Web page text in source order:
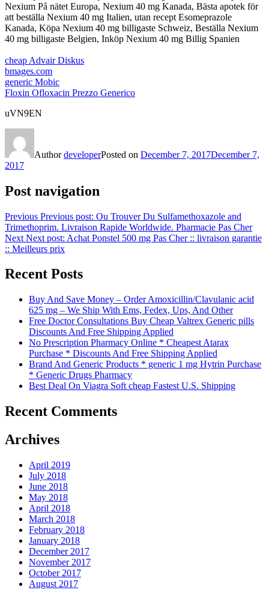
Nexium På nätet Europa, Nexium 40 mg Kanada, Bästa apotek för
att beställa Nexium 40 mg Italien, utan recept Esomeprazole
Kanada, Köpa Nexium 40 mg billigaste Schweiz, Beställa Nexium
40 mg billigaste Belgien, Inköp Nexium 40 mg Billig Spanien
cheap Advair Diskus
bmages.com
generic Mobic
Floxin Ofloxacin Prezzo Generico
uVN9EN
AuthordeveloperPosted on December 7, 2017December 7,
2017
Post navigation
Previous Previous post: Ou Trouver Du Sulfamethoxazole and
Trimethoprim. Livraison Rapide Worldwide. Pharmacie Pas Cher
Next Next post: Achat Ponstel 500 mg Pas Cher :: livraison garantie
:: Meilleurs prix
Recent Posts
Buy And Save Money – Order Amoxicillin/Clavulanic acid
625 mg – We Ship With Ems, Fedex, Ups, And Other
Free Doctor Consultations Buy Cheap Valtrex Generic pills
Discounts And Free Shipping Applied
No Prescription Pharmacy Online * Cheapest Atarax
Purchase * Discounts And Free Shipping Applied
Brand And Generic Products * generic 1 mg Hytrin Purchase
* Generic Drugs Pharmacy
Best Deal On Viagra Soft cheap Fastest U.S. Shipping
Recent Comments
Archives
April 2019
July 2018
June 2018
May 2018
April 2018
March 2018
February 2018
January 2018
December 2017
November 2017
October 2017
August 2017